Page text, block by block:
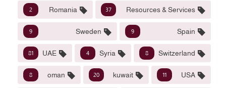
Resources & Services
37
Romania
2
Spain
9
Sweden
9
Switzerland
8
Syria
4
UAE
81
USA
11
kuwait
20
oman
8